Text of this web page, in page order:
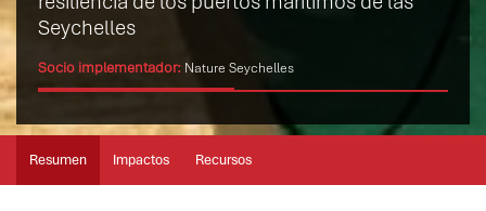
Seychelles
Socio implementador: Nature Seychelles
Resumen Impactos Recursos